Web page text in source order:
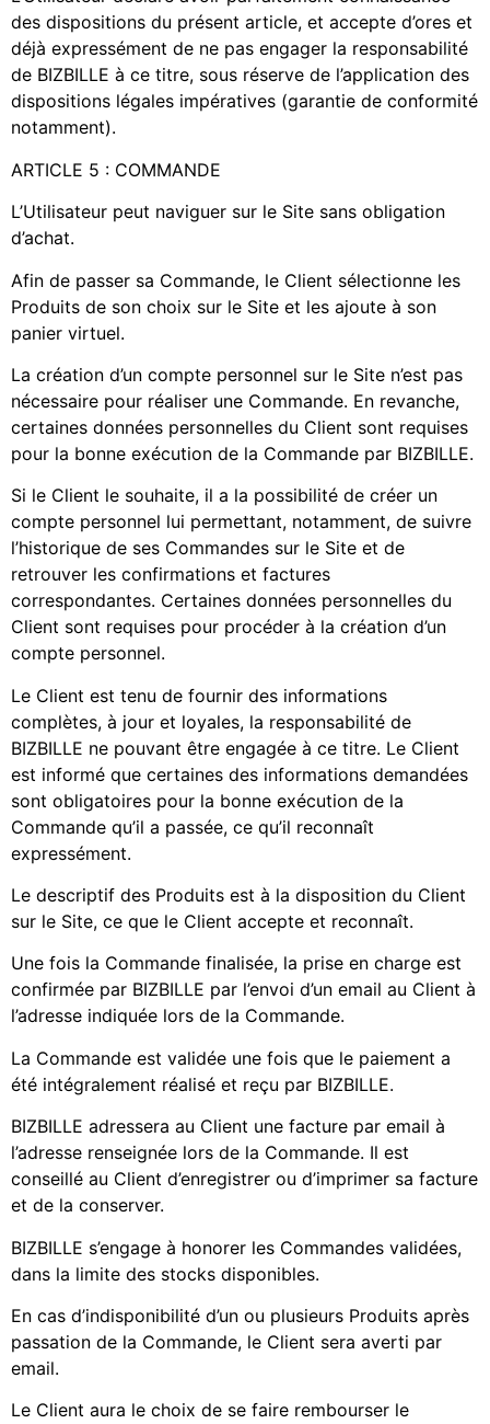
des dispositions du présent article, et accepte d’ores et
déjà expressément de ne pas engager la responsabilité
de BIZBILLE à ce titre, sous réserve de l’application des
dispositions légales impératives (garantie de conformité
notamment).
ARTICLE 5 : COMMANDE
L’Utilisateur peut naviguer sur le Site sans obligation
d’achat.
Afin de passer sa Commande, le Client sélectionne les
Produits de son choix sur le Site et les ajoute à son
panier virtuel.
La création d’un compte personnel sur le Site n’est pas
nécessaire pour réaliser une Commande. En revanche,
certaines données personnelles du Client sont requises
pour la bonne exécution de la Commande par BIZBILLE.
Si le Client le souhaite, il a la possibilité de créer un
compte personnel lui permettant, notamment, de suivre
l’historique de ses Commandes sur le Site et de
retrouver les confirmations et factures
correspondantes. Certaines données personnelles du
Client sont requises pour procéder à la création d’un
compte personnel.
Le Client est tenu de fournir des informations
complètes, à jour et loyales, la responsabilité de
BIZBILLE ne pouvant être engagée à ce titre. Le Client
est informé que certaines des informations demandées
sont obligatoires pour la bonne exécution de la
Commande qu’il a passée, ce qu’il reconnaît
expressément.
Le descriptif des Produits est à la disposition du Client
sur le Site, ce que le Client accepte et reconnaît.
Une fois la Commande finalisée, la prise en charge est
confirmée par BIZBILLE par l’envoi d’un email au Client à
l’adresse indiquée lors de la Commande.
La Commande est validée une fois que le paiement a
été intégralement réalisé et reçu par BIZBILLE.
BIZBILLE adressera au Client une facture par email à
l’adresse renseignée lors de la Commande. Il est
conseillé au Client d’enregistrer ou d’imprimer sa facture
et de la conserver.
BIZBILLE s’engage à honorer les Commandes validées,
dans la limite des stocks disponibles.
En cas d’indisponibilité d’un ou plusieurs Produits après
passation de la Commande, le Client sera averti par
email.
Le Client aura le choix de se faire rembourser le